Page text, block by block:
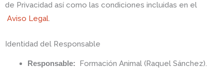
de Privacidad así como las condiciones incluidas en el
Aviso Legal.
Identidad del Responsable
Responsable: Formación Animal (Raquel Sánchez).